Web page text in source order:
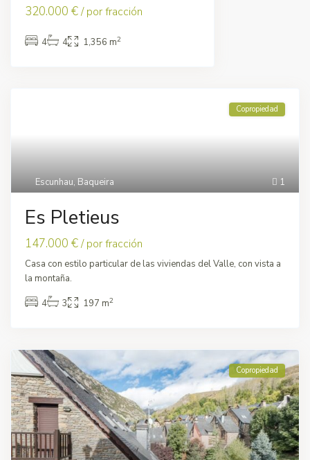
320.000 €/ por fracción
4 4 1,356 m2
1
Escunhau,Baqueira
Copropiedad
Es Pletieus
147.000 €/ por fracción
Casa con estilo particular de las viviendas del Valle, con vista a
la montaña.
4
3 197 m2
Copropiedad